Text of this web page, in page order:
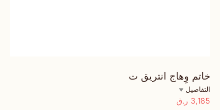
خاتم وِهاج انتريق ت
التفاصيل
3,185 ر.ق